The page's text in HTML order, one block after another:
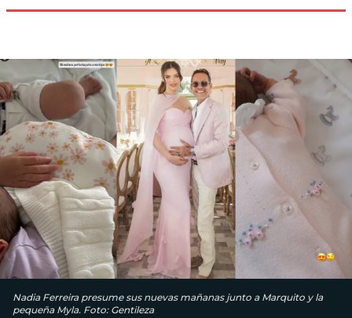
Nadia Ferreira presume sus nuevas mañanas junto a Marquito y la
pequeña Myla. Foto: Gentileza